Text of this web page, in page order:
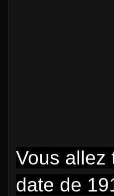
Vous allez
date de